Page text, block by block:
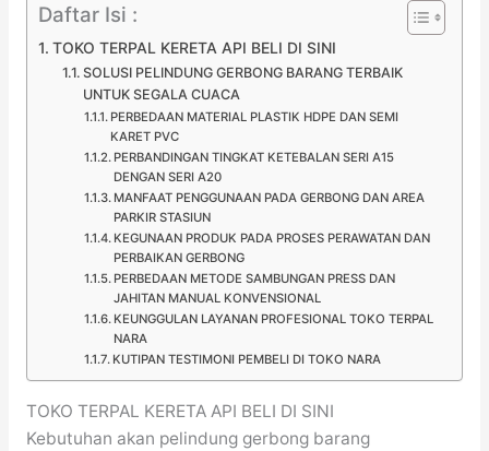
Daftar Isi :
TOKO TERPAL KERETA API BELI DI SINI
SOLUSI PELINDUNG GERBONG BARANG TERBAIK
UNTUK SEGALA CUACA
PERBEDAAN MATERIAL PLASTIK HDPE DAN SEMI
KARET PVC
PERBANDINGAN TINGKAT KETEBALAN SERI A15
DENGAN SERI A20
MANFAAT PENGGUNAAN PADA GERBONG DAN AREA
PARKIR STASIUN
KEGUNAAN PRODUK PADA PROSES PERAWATAN DAN
PERBAIKAN GERBONG
PERBEDAAN METODE SAMBUNGAN PRESS DAN
JAHITAN MANUAL KONVENSIONAL
KEUNGGULAN LAYANAN PROFESIONAL TOKO TERPAL
NARA
KUTIPAN TESTIMONI PEMBELI DI TOKO NARA
TOKO TERPAL KERETA API BELI DI SINI
Kebutuhan akan pelindung gerbong barang